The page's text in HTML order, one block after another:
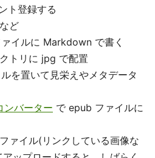
ト登録する
ど
イルに Markdown で書く
トリに jpg で配置
を置いて見栄えやメタデータ
ンバーター で epub ファイルに
ァイル(リンクしている画像な